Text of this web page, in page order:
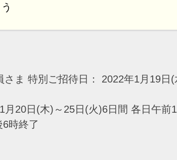
さま 特別ご招待日： 2022年1月19日
月20日(木)～25日(火)6日間 各日午前
時終了